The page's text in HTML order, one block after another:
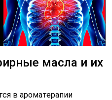
масла и их
в ароматерапии